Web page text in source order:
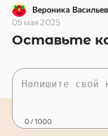
Вероника
05 мая 2025
Оставьте
0 / 1000